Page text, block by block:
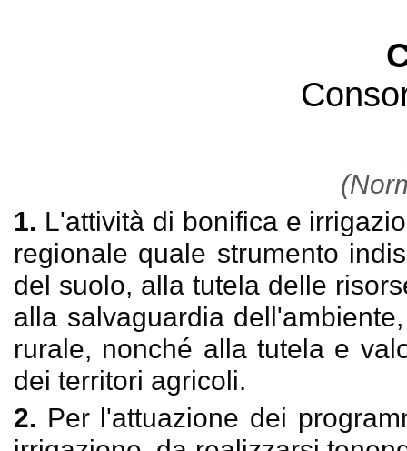
1. L'attività di bonifica e
regionale quale strumento
del suolo, alla tutela delle
alla salvaguardia
rurale, nonché alla tutela e
dei territori agricoli.
2. Per l'attuazione dei